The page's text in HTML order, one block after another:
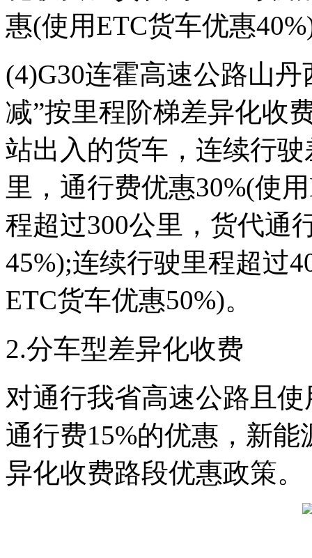
惠(使用ETC货车优惠
(4)G30连霍高速公路山
减”按里程阶梯差异化收
站出入的货车，连续行
里，通行费优惠30%(使
程超过300公里，货代通
45%);连续行驶里程超过
ETC货车优惠50%)。
2.分车型差异化收费
对通行我省高速公路且
通行费15%的优惠，新
异化收费路段优惠政策。